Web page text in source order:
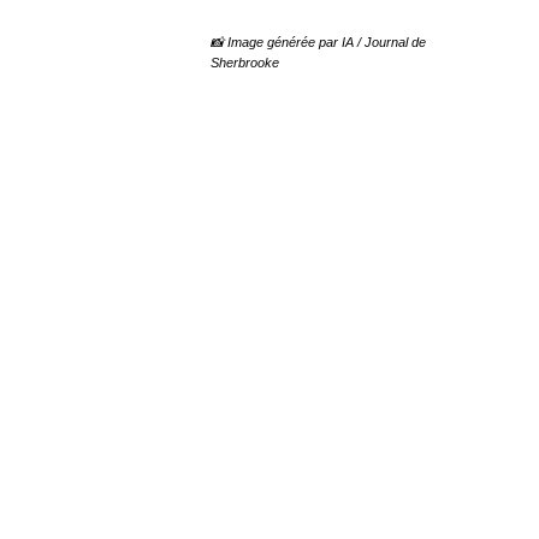
📸 Image générée par IA / Journal de
Sherbrooke